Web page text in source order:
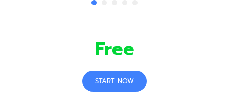
Free
START NOW